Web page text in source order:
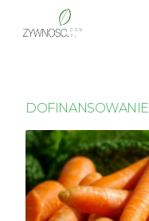
DOFINANSOWANIE